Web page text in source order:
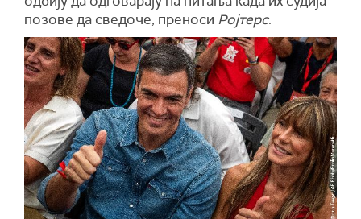
позове да сведоче, преноси Ројтерс.